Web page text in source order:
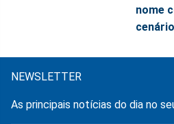
nome
NEWSLETTER
As principais notícias do dia no